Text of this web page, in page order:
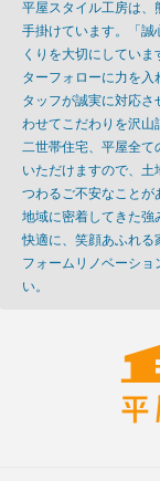
平屋スタイル工房は、
手掛けています。「誠
くりを大切にしてい
ターフォローに力を入
タッフが誠実に対応
わせてこだわりを沢山
二世帯住宅、平屋全
いただけますので、土
つわるご不安なことが
地域に密着してきた強
快適に、笑顔あふれる
フォームリノベーショ
い。